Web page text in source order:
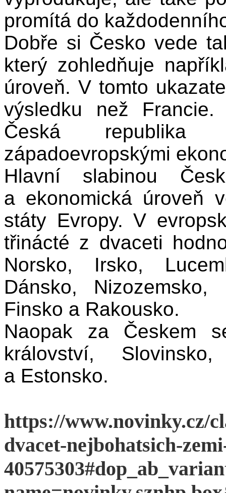
promítá do
Dobře si Česko vede
který zohledňuje
úroveň. V tomto
výsledku než
Česká republika
západoevropskými
Hlavní slabinou
a ekonomická úroveň
státy Evropy. V
třinácté z dvaceti
Norsko, Irsko,
Dánsko,
Finsko a Rakousko.
Naopak za Českem
království,
a Estonsko.
https://www.novinky.cz/
dvacet-nejbohatsich-